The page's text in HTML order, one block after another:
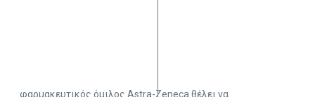
φαρμακευτικός όμιλος Astra-Zeneca θέλει να